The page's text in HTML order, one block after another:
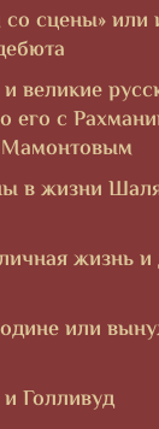
со сцены» или
великие
его с
Мамонтовым
в жизни
жизнь и
или
Голливуд